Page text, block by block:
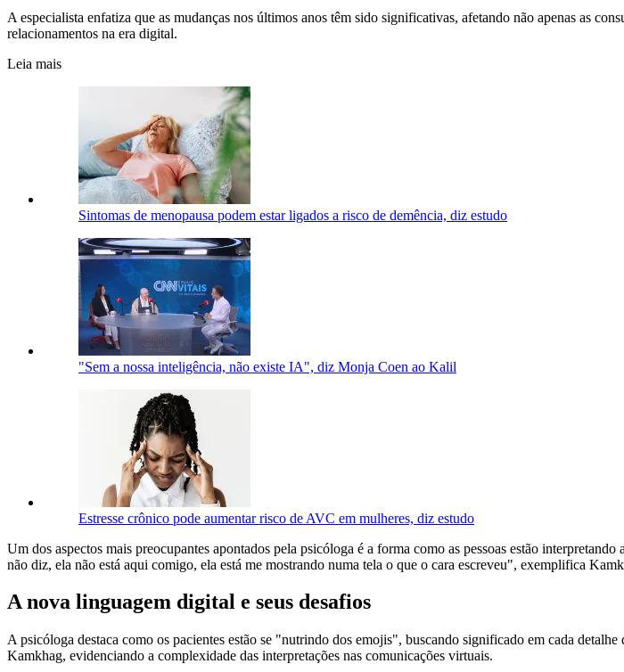
A especialista enfatiza que as mudanças nos últimos anos têm sido significativas, afetando não apenas as
relacionamentos na era digital.
Leia mais
Sintomas de menopausa podem estar ligados a risco de demência, diz estudo
"Sem a nossa inteligência, não existe IA", diz Monja Coen ao Kalil
Estresse crônico pode aumentar risco de AVC em mulheres, diz estudo
Um dos aspectos mais preocupantes apontados pela psicóloga é a forma como as pessoas estão
não diz, ela não está aqui comigo, ela está me mostrando numa tela o que o cara escreveu", exemplifica
A nova linguagem digital e seus desafios
A psicóloga destaca como os pacientes estão se "nutrindo dos emojis", buscando significado em cada
Kamkhag, evidenciando a complexidade das interpretações nas comunicações virtuais.